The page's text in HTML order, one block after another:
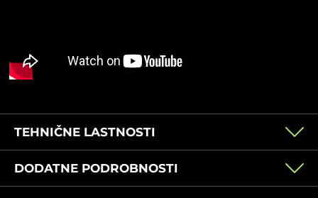
TEHNIČNE LASTNOSTI
DODATNE PODROBNOSTI